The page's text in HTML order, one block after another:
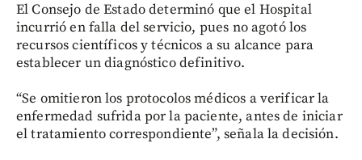
El Consejo de Estado determinó que el Hospital
incurrió en falla del servicio, pues no agotó los
recursos científicos y técnicos a su alcance para
establecer un diagnóstico definitivo.
“Se omitieron los protocolos médicos a verificar la
enfermedad sufrida por la paciente, antes de iniciar
el tratamiento correspondiente”, señala la decisión.